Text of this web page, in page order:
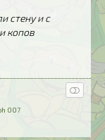
стену и с
копов
007